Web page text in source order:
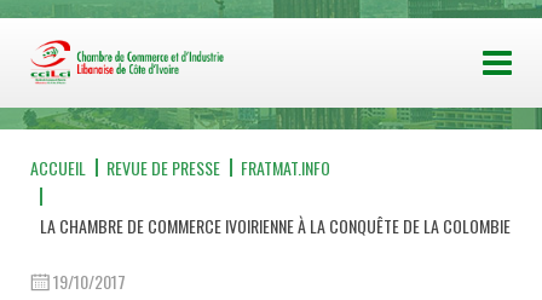
ACCUEIL REVUE DE PRESSE FRATMAT.INFO
LA CHAMBRE DE COMMERCE IVOIRIENNE À LA CONQUÊTE DE LA COLOMBIE
19/10/2017